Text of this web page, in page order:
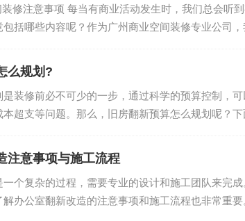
修注意事项 每当有商业活动发生时，我们总会听
括哪些内容呢？作为广州商业空间装修专业公司
么规划?
是装修前必不可少的一步，通过科学的预算控制，
超支等问题。那么，旧房翻新预算怎么规划呢？
注意事项与施工流程
个复杂的过程，需要专业的设计和施工团队来完
办公室翻新改造的注意事项和施工流程也非常重